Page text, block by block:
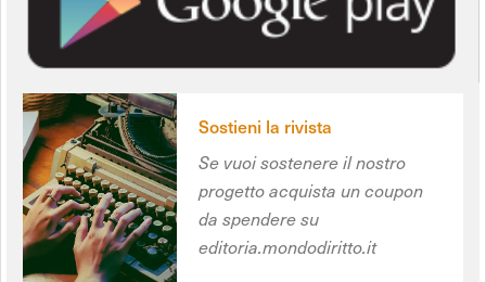
Sostieni la rivista
Se vuoi sostenere il nostro
progetto acquista un coupon
da spendere su
editoria.mondodiritto.it